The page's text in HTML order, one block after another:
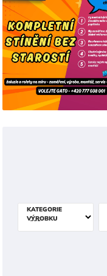
KATEGORIE
VÝROBKU